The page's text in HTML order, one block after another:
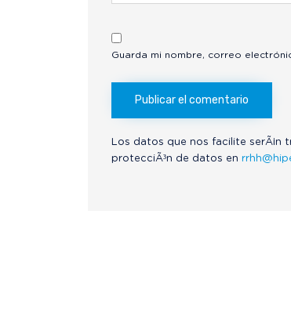
Guarda mi nombre, correo
Los datos que nos facilite serÃ¡n
protecciÃ³n de datos en